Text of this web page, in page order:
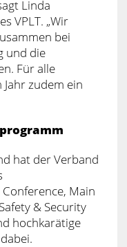
Linda
VPLT. „Wir
bei
und die
Für alle
zudem ein
hat der Verband
Main
& Security
hochkarätige